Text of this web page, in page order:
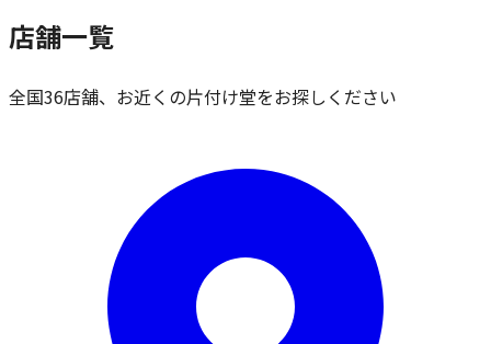
店舗一覧
全国36店舗、お近くの片付け堂をお探しください